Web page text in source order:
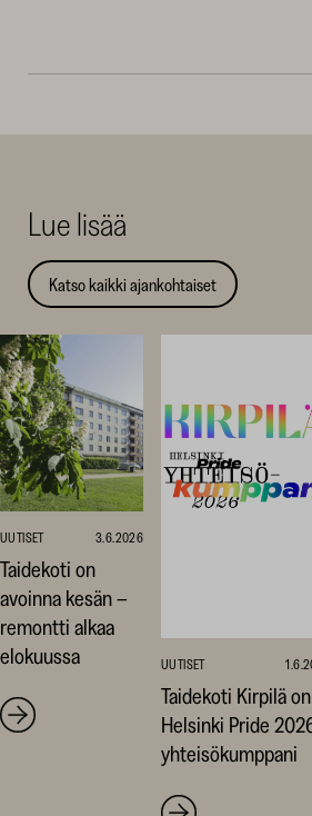
Lue lisää
Katso kaikki ajankohtaiset
UUTISET 3.6.2026
Taidekoti on
avoinna kesän –
remontti alkaa
elokuussa
UUTISET
Taidekoti Kirpilä on
Helsinki Pride
yhteisökumppani